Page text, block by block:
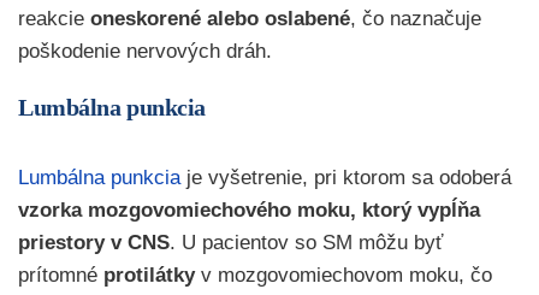
reakcie oneskorené alebo oslabené, čo naznačuje
poškodenie nervových dráh.
Lumbálna punkcia
Lumbálna punkciaje vyšetrenie, pri ktorom sa odoberá
vzorka mozgovomiechového moku, ktorý vypĺňa
priestory v CNS. U pacientov so SM môžu byť
prítomné protilátky v mozgovomiechovom moku, čo